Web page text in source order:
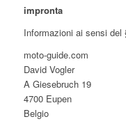
impronta
Informazioni ai sensi
moto-guide.com
David Vogler
A Giesebruch 19
4700 Eupen
Belgio